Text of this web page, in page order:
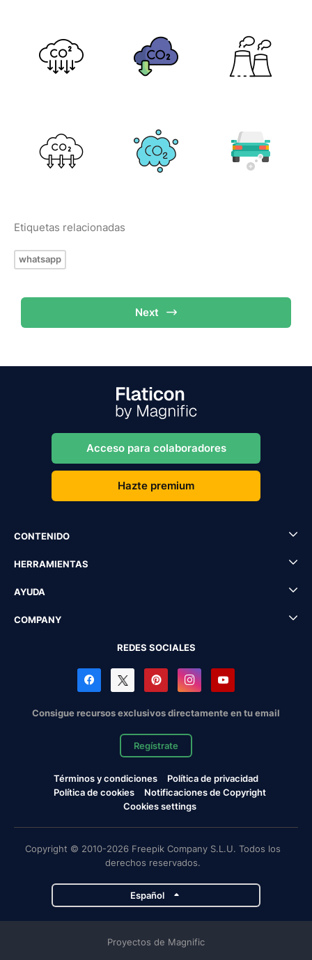
Etiquetas relacionadas
whatsapp
Next
Acceso para colaboradores
Hazte premium
CONTENIDO
HERRAMIENTAS
AYUDA
COMPANY
REDES SOCIALES
Consigue recursos exclusivos directamente en tu email
Regístrate
Términos y condiciones
Política de privacidad
Política de cookies
Notificaciones de Copyright
Cookies settings
Copyright © 2010-2026 Freepik Company S.L.U. Todos los
derechos reservados.
Español
Proyectos de Magnific